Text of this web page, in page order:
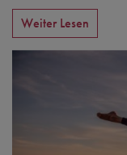
Weiter Lesen